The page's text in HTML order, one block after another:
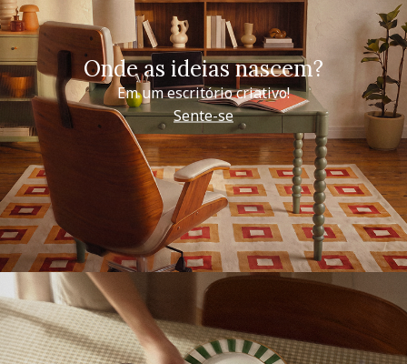
Onde as ideias nascem?
Em um escritório criativo!
Sente-se